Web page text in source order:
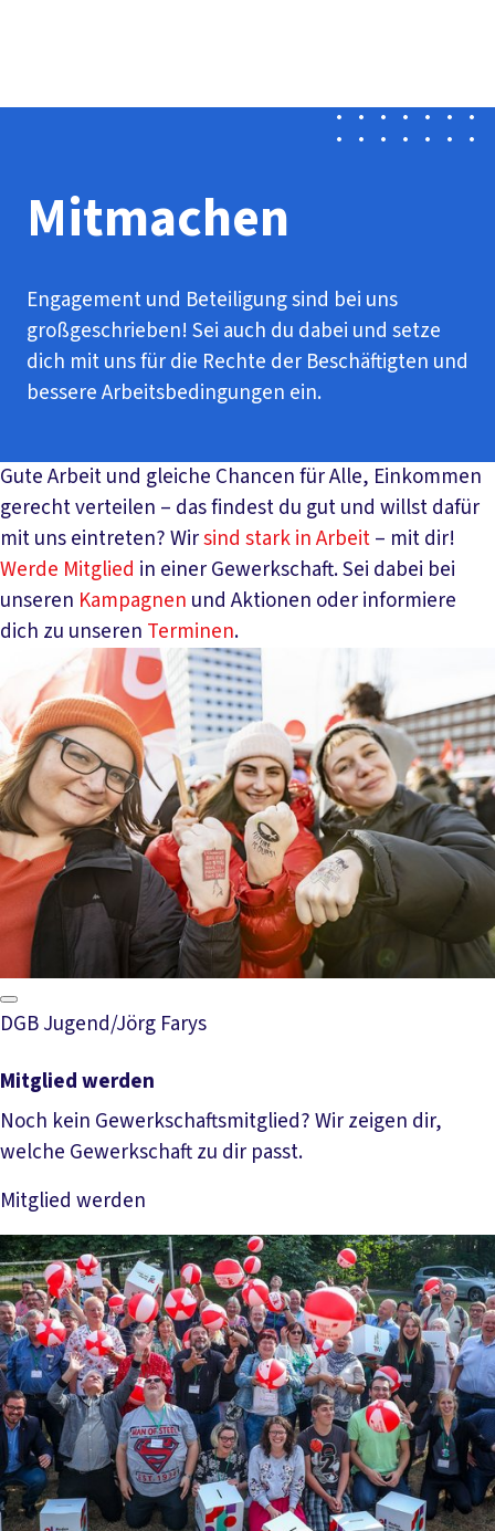
Mitmachen Politik
Mitmachen
Engagement und Beteiligung sind bei uns
großgeschrieben! Sei auch du dabei und setze
dich mit uns für die Rechte der Beschäftigten und
bessere Arbeitsbedingungen ein.
Gute Arbeit und gleiche Chancen für Alle, Einkommen
gerecht verteilen – das findest du gut und willst dafür
mit uns eintreten? Wirsind stark in Arbeit– mit dir!
Werde Mitglied in einer Gewerkschaft. Sei dabei bei
unseren Kampagnen und Aktionen oder informiere
dich zu unseren Terminen.
DGB Jugend/Jörg Farys
Mitglied werden
Noch kein Gewerkschaftsmitglied? Wir zeigen dir,
welche Gewerkschaft zu dir passt.
Mitglied werden
Mehr lesen